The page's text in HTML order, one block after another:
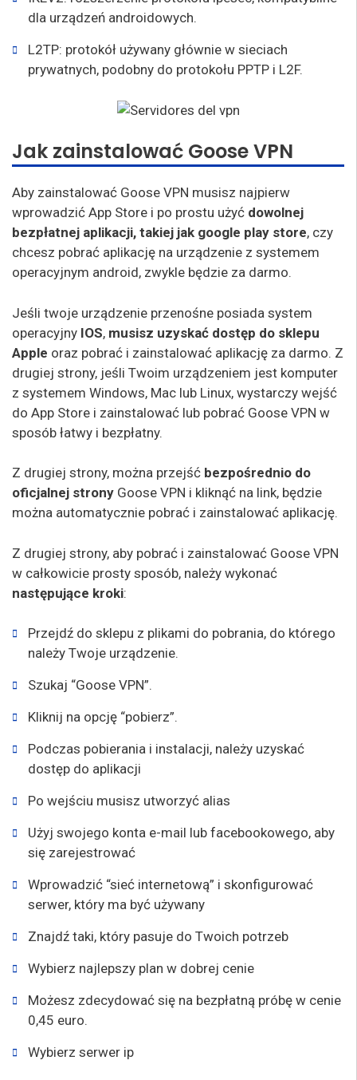
dla urządzeń androidowych.
L2TP: protokół używany głównie w sieciach
prywatnych, podobny do protokołu PPTP i L2F.
Jak zainstalować Goose VPN
Aby zainstalować Goose VPN musisz najpierw
wprowadzić App Store i po prostu użyć dowolnej
bezpłatnej aplikacji, takiej jak google play store, czy
chcesz pobrać aplikację na urządzenie z systemem
operacyjnym android, zwykle będzie za darmo.
Jeśli twoje urządzenie przenośne posiada system
operacyjny IOS, musisz uzyskać dostęp do sklepu
Apple oraz pobrać i zainstalować aplikację za darmo. Z
drugiej strony, jeśli Twoim urządzeniem jest komputer
z systemem Windows, Mac lub Linux, wystarczy wejść
do App Store i zainstalować lub pobrać Goose VPN w
sposób łatwy i bezpłatny.
Z drugiej strony, można przejść bezpośrednio do
oficjalnej strony Goose VPN i kliknąć na link, będzie
można automatycznie pobrać i zainstalować aplikację.
Z drugiej strony, aby pobrać i zainstalować Goose VPN
w całkowicie prosty sposób, należy wykonać
następujące kroki:
Przejdź do sklepu z plikami do pobrania, do którego
należy Twoje urządzenie.
Szukaj “Goose VPN”.
Kliknij na opcję “pobierz”.
Podczas pobierania i instalacji, należy uzyskać
dostęp do aplikacji
Po wejściu musisz utworzyć alias
Użyj swojego konta e-mail lub facebookowego, aby
się zarejestrować
Wprowadzić “sieć internetową” i skonfigurować
serwer, który ma być używany
Znajdź taki, który pasuje do Twoich potrzeb
Wybierz najlepszy plan w dobrej cenie
Możesz zdecydować się na bezpłatną próbę w cenie
0,45 euro.
Wybierz serwer ip